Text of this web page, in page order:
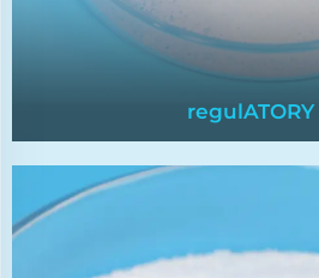
regulATORY